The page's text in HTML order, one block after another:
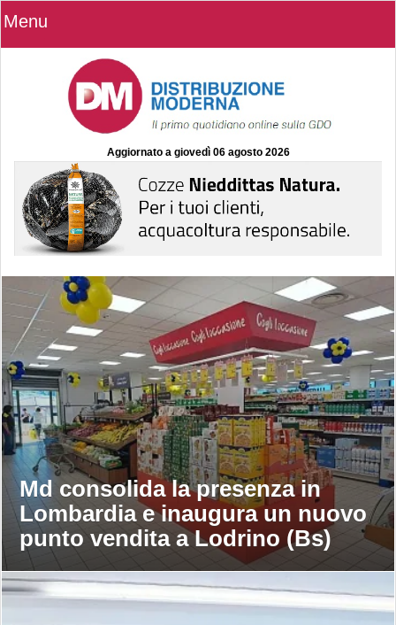
Menu
Aggiornato a giovedì 06 agosto 2026
Md consolida la presenza in
Lombardia e inaugura un nuovo
punto vendita a Lodrino (Bs)